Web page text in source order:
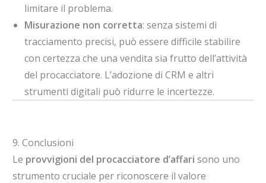
limitare il problema.
Misurazione non corretta: senza sistemi di
tracciamento precisi, può essere difficile stabilire
con certezza che una vendita sia frutto dell’attività
del procacciatore. L’adozione di CRM e altri
strumenti digitali può ridurre le incertezze.
9. Conclusioni
Le provvigioni del procacciatore d’affari sono uno
strumento cruciale per riconoscere il valore